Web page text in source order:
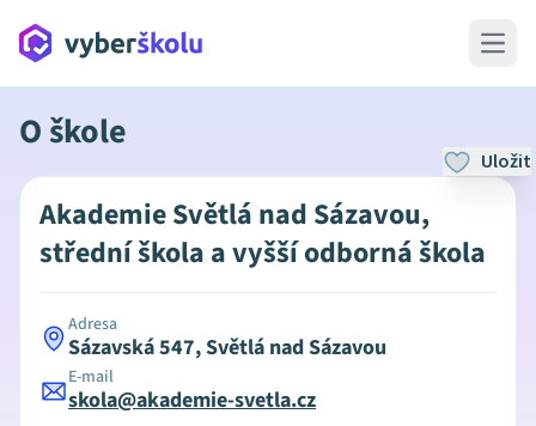
Open
O škole
Uložit
Akademie Světlá nad Sázavou,
střední škola a vyšší odborná škola
Adresa
Sázavská 547, Světlá nad Sázavou
E-mail
skola@akademie-svetla.cz